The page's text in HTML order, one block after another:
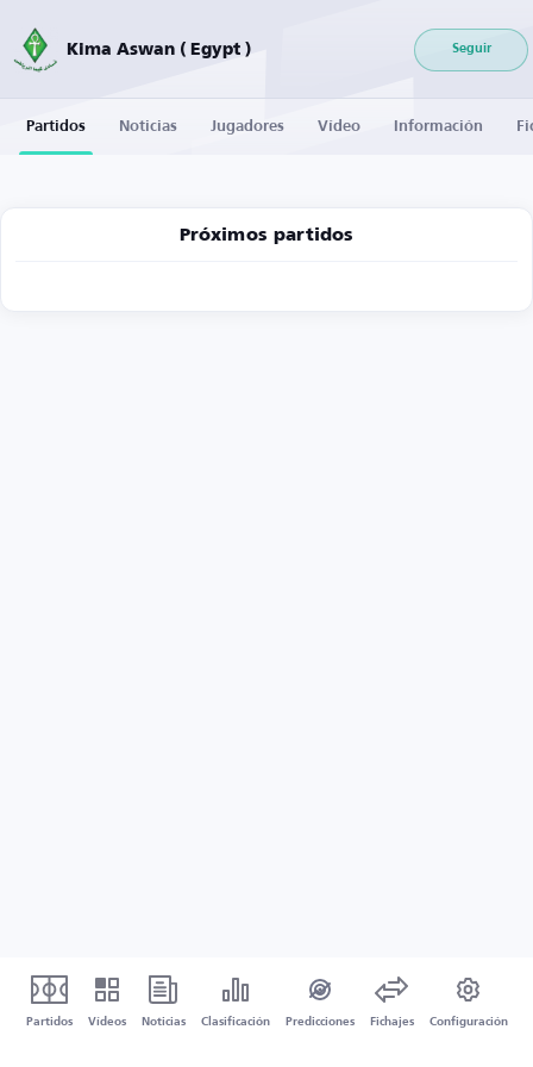
Kima Aswan ( Egypt ) Seguir
Partidos Noticias Jugadores Vídeo Información
Próximos partidos
Partidos Vídeos Noticias Clasificación Predicciones Fichajes Configuración